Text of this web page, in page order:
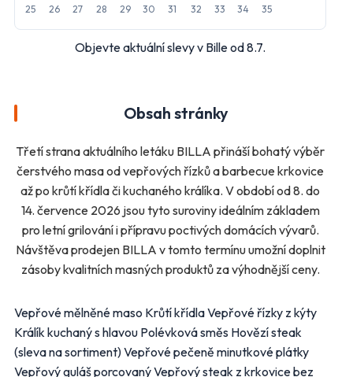
25
26 27 28 29 30 31 32 33 34 35
Objevte aktuální slevy v Bille od 8.7.
Obsah stránky
Třetí strana aktuálního letáku BILLA přináší bohatý výběr
čerstvého masa od vepřových řízků a barbecue krkovice
až po krůtí křídla či kuchaného králíka. V období od 8. do
14. července 2026 jsou tyto suroviny ideálním základem
pro letní grilování i přípravu poctivých domácích vývarů.
Návštěva prodejen BILLA v tomto termínu umožní doplnit
zásoby kvalitních masných produktů za výhodnější ceny.
Vepřové mělněné maso Krůtí křídla Vepřové řízky z kýty
Králík kuchaný s hlavou Polévková směs Hovězí steak
(sleva na sortiment) Vepřové pečeně minutkové plátky
Vepřový guláš porcovaný Vepřový steak z krkovice bez
Penny Market Tesco
Další obchody podle kategorií
Obuv
Sport
Pro děti, hračky
Lékárny
Auto moto
Ostatní supermarkety
Přihlásit k odběru